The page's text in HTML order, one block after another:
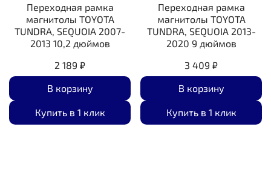
Переходная рамка
магнитолы TOYOTA
TUNDRA, SEQUOIA 2007-
2013 10,2 дюймов
2 189 ₽
В корзину
Купить в 1 клик
Переходная рамка
магнитолы TOYOTA
TUNDRA, SEQUOIA 2013-
2020 9 дюймов
3 409 ₽
В корзину
Купить в 1 клик